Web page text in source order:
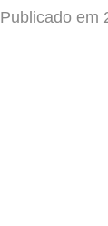
Publicado em